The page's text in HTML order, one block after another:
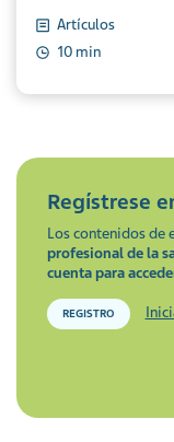
Artículos
10 min
Regístrese
Los contenidos de
profesional de la
cuenta para
REGISTRO